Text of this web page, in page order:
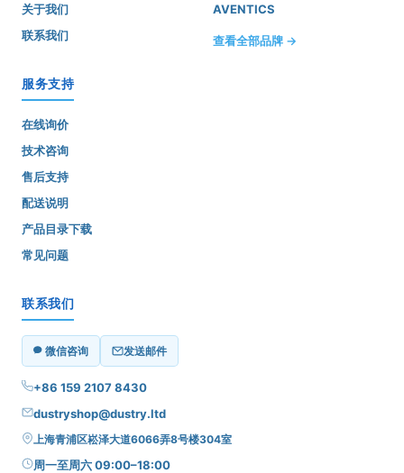
关于我们
联系我们
AVENTICS
查看全部品牌 →
服务支持
在线询价
技术咨询
售后支持
配送说明
产品目录下载
常见问题
联系我们
微信咨询 发送邮件
+86 159 2107 8430
dustryshop@dustry.ltd
上海青浦区崧泽大道6066弄8号楼304室
周一至周六 09:00–18:00